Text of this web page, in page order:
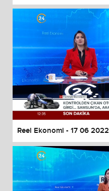
Reel Ekonomi - 17 06 2022